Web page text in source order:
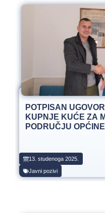
POTPISAN
KUPNJE KUĆE ZA
PODRUČJU
13. studenoga 2025.
Javni pozivi